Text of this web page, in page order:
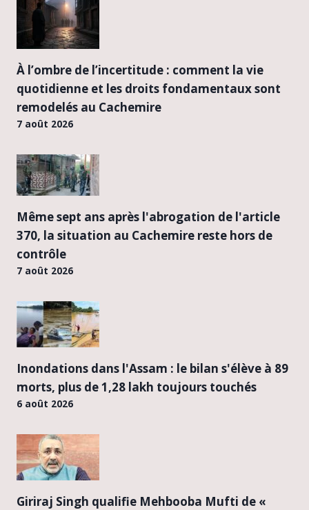
À l’ombre de l’incertitude : comment la vie
quotidienne et les droits fondamentaux sont
remodelés au Cachemire
7 août 2026
Même sept ans après l'abrogation de l'article
370, la situation au Cachemire reste hors de
contrôle
7 août 2026
Inondations dans l'Assam : le bilan s'élève à 89
morts, plus de 1,28 lakh toujours touchés
6 août 2026
Giriraj Singh qualifie Mehbooba Mufti de «